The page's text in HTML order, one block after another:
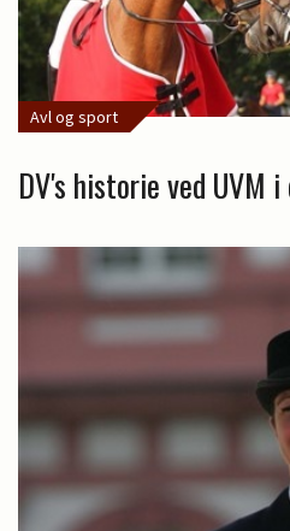
Avl og sport
DV's historie ved UVM